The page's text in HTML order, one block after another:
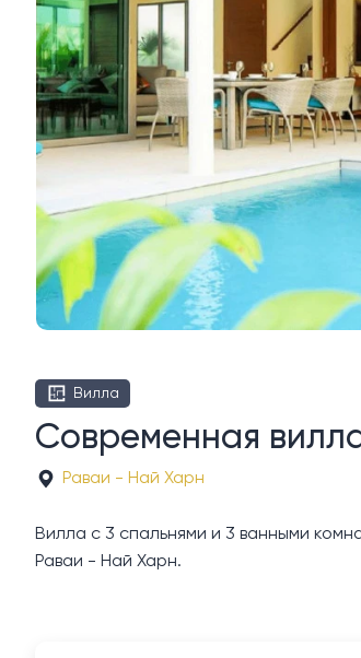
Вилла
Современная
Раваи - Най Харн
Вилла с 3 спальнями и 3 ванными
Раваи - Най Харн.